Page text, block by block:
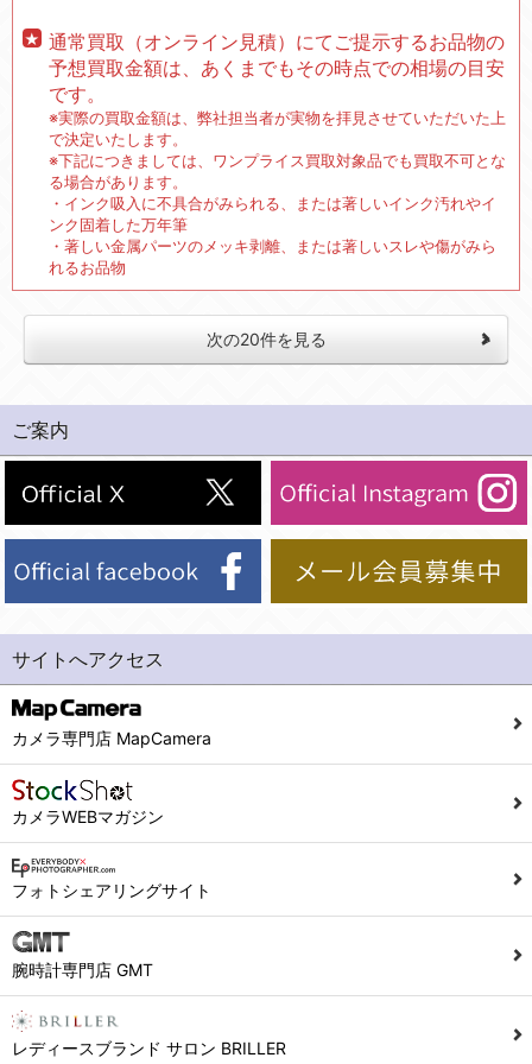
通常買取（オンライン見積）にてご提示するお品物の
予想買取金額は、あくまでもその時点での相場の目安
です。
※実際の買取金額は、弊社担当者が実物を拝見させていただいた上
で決定いたします。
※下記につきましては、ワンプライス買取対象品でも買取不可とな
る場合があります。
・インク吸入に不具合がみられる、または著しいインク汚れやイ
ンク固着した万年筆
・著しい金属パーツのメッキ剥離、または著しいスレや傷がみら
れるお品物
次の20件を見る
ご案内
サイトへアクセス
カメラ専門店 MapCamera
カメラWEBマガジン
フォトシェアリングサイト
腕時計専門店 GMT
レディースブランド サロン BRILLER